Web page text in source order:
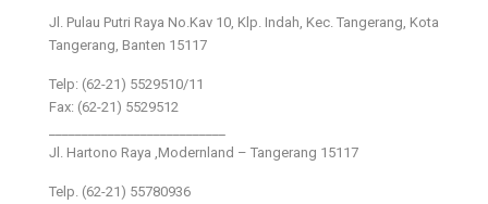
Jl. Pulau Putri Raya No.Kav 10, Klp. Indah, Kec. Tangerang, Kota
Tangerang, Banten 15117
Telp: (62-21) 5529510/11
Fax: (62-21) 5529512
Jl. Hartono Raya ,Modernland – Tangerang 15117
Telp. (62-21) 55780936